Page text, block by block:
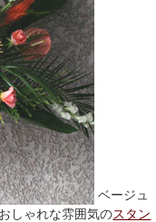
ベージュ
しゃれな雰囲気のスタン